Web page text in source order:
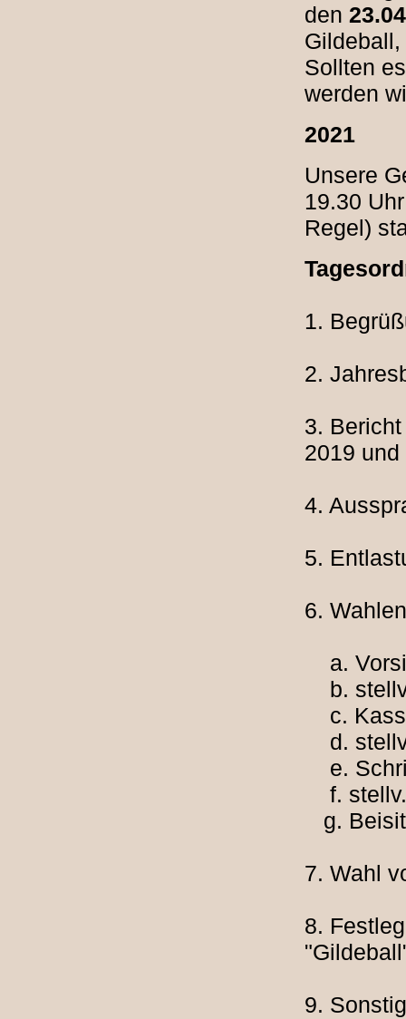
den
Gildeball,
Sollten
werden
2021
Unsere
19.30
Regel)
1.
2.
3.
2019 und
4.
5.
6.
a.
b.
c.
d.
e.
f. stellv.
g.
7. Wahl
8.
9.